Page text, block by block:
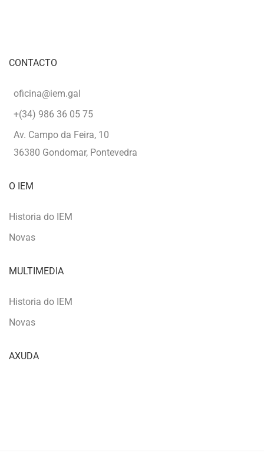
CONTACTO
oficina@iem.gal
+(34) 986 36 05 75
Av. Campo da Feira, 10
36380 Gondomar, Pontevedra
O IEM
Historia do IEM
Novas
MULTIMEDIA
Historia do IEM
Novas
AXUDA